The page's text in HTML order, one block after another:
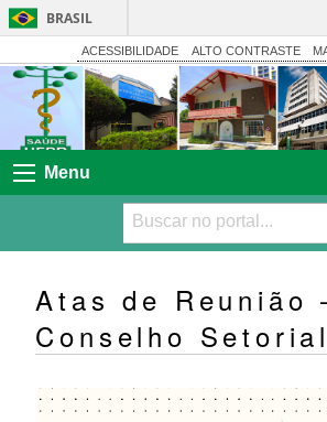
BRASIL
ACESSIBILIDADE ALTO CONTRASTE
Menu
Atas de Reunião
Conselho Setorial